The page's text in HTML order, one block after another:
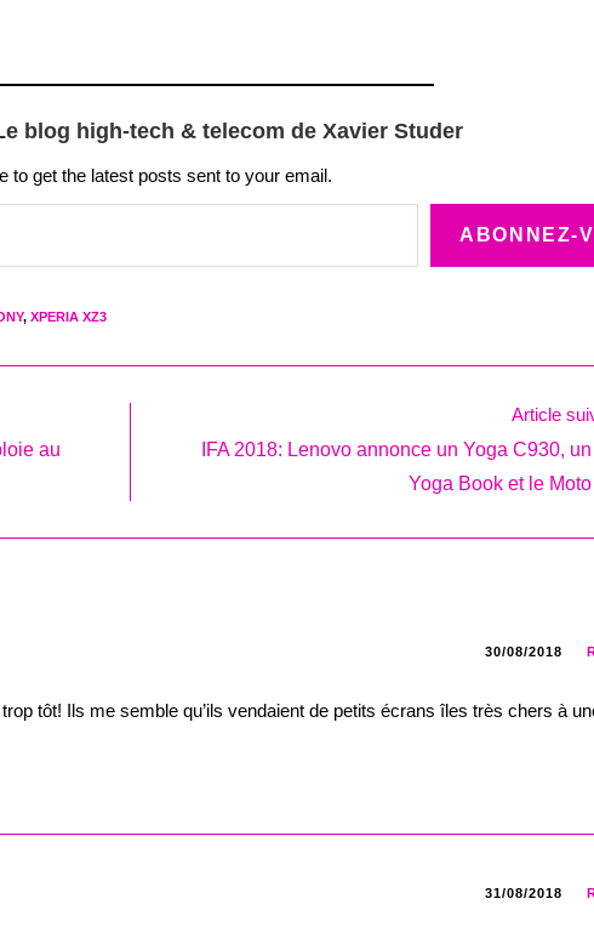
blog high-tech & telecom de Xavier Studer
to get the latest posts sent to your email.
ABONNEZ-
, XPERIA XZ3
au
Article
IFA 2018: Lenovo annonce un Yoga C930,
Yoga Book et le
30/08/2018
tôt! Ils me semble qu’ils vendaient de petits écrans îles très chers à
31/08/2018